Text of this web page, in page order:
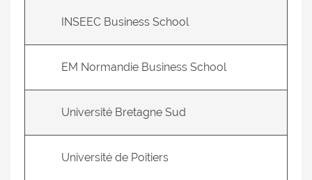
INSEEC Business School
EM Normandie Business School
Université Bretagne Sud
Université de Poitiers